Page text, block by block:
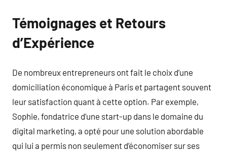
Témoignages et Retours
d’Expérience
De nombreux entrepreneurs ont fait le choix d’une
domiciliation économique à Paris et partagent souvent
leur satisfaction quant à cette option. Par exemple,
Sophie, fondatrice d’une start-up dans le domaine du
digital marketing, a opté pour une solution abordable
qui lui a permis non seulement d’économiser sur ses